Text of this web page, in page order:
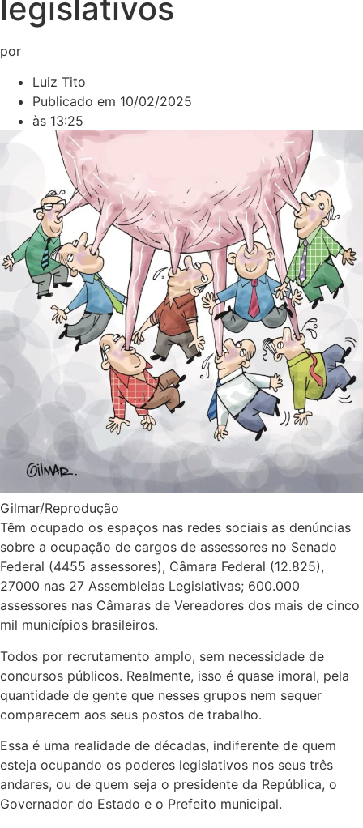
legislativos
por
Luiz Tito
Publicado em 10/02/2025
às 13:25
Gilmar/Reprodução
Têm ocupado os espaços nas redes sociais as denúncias
sobre a ocupação de cargos de assessores no Senado
Federal (4455 assessores), Câmara Federal (12.825),
27000 nas 27 Assembleias Legislativas; 600.000
assessores nas Câmaras de Vereadores dos mais de cinco
mil municípios brasileiros.
Todos por recrutamento amplo, sem necessidade de
concursos públicos. Realmente, isso é quase imoral, pela
quantidade de gente que nesses grupos nem sequer
comparecem aos seus postos de trabalho.
Essa é uma realidade de décadas, indiferente de quem
esteja ocupando os poderes legislativos nos seus três
andares, ou de quem seja o presidente da República, o
Governador do Estado e o Prefeito municipal.